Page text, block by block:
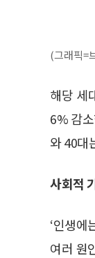
(그래픽=
해당 세
6% 감
와 40대
사회적
‘인생에
여러 원